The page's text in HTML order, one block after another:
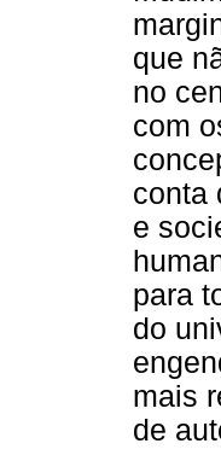
que
no
com
conta
e
para
do
mais
de